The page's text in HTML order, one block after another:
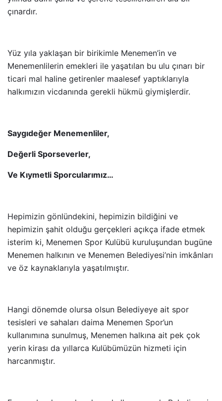
çınardır.
Yüz yıla yaklaşan bir birikimle Menemen’in ve
Menemenlilerin emekleri ile yaşatılan bu ulu çınarı bir
ticari mal haline getirenler maalesef yaptıklarıyla
halkımızın vicdanında gerekli hükmü giymişlerdir.
Saygıdeğer Menemenliler,
Değerli Sporseverler,
Ve Kıymetli Sporcularımız…
Hepimizin gönlündekini, hepimizin bildiğini ve
hepimizin şahit olduğu gerçekleri açıkça ifade etmek
isterim ki, Menemen Spor Kulübü kuruluşundan bugüne
Menemen halkının ve Menemen Belediyesi’nin imkânları
ve öz kaynaklarıyla yaşatılmıştır.
Hangi dönemde olursa olsun Belediyeye ait spor
tesisleri ve sahaları daima Menemen Spor’un
kullanımına sunulmuş, Menemen halkına ait pek çok
yerin kirası da yıllarca Kulübümüzün hizmeti için
harcanmıştır.